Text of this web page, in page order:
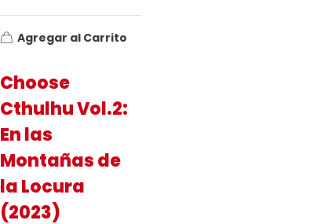
Choose
Cthulhu Vol.2:
En las
Montañas de
la Locura
(2023)
Agregar al Carrito